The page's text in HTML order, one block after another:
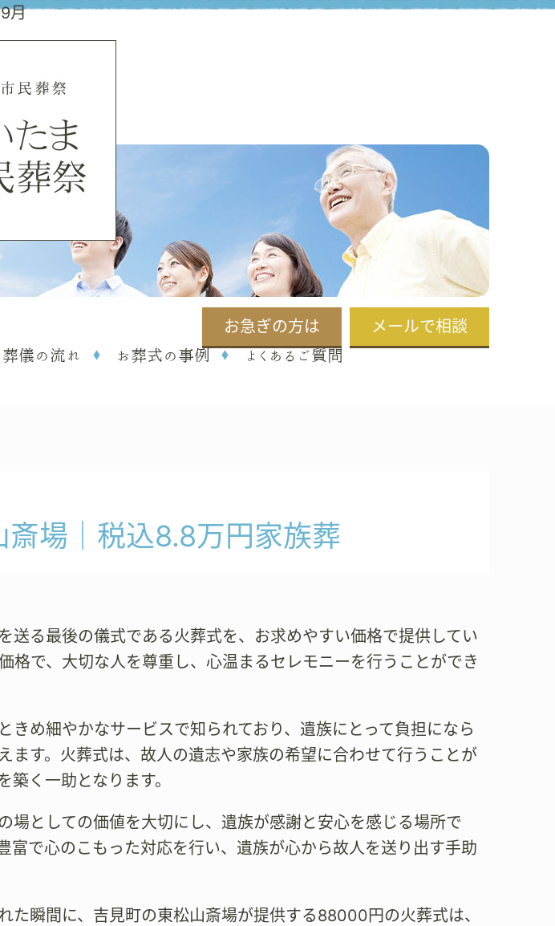
お急ぎの方は メールで相談
葬儀の流れ お葬式の事例 よくあるご質問
月
斎場｜税込8.8万円家族葬
送る最後の儀式である火葬式を、お求めやすい価格で提供してい
格で、大切な人を尊重し、心温まるセレモニーを行うことができ
きめ細やかなサービスで知られており、遺族にとって負担になら
ます。火葬式は、故人の遺志や家族の希望に合わせて行うことが
く一助となります。
場としての価値を大切にし、遺族が感謝と安心を感じる場所で
富で心のこもった対応を行い、遺族が心から故人を送り出す手助
た瞬間に、吉見町の東松山斎場が提供する88000円の火葬式は、